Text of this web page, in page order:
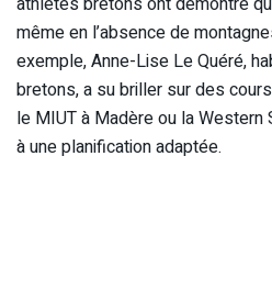
même en l’absence de
exemple, Anne-Lise Le Quéré,
bretons, a su briller sur des
le MIUT à Madère ou la Western
à une planification adaptée.